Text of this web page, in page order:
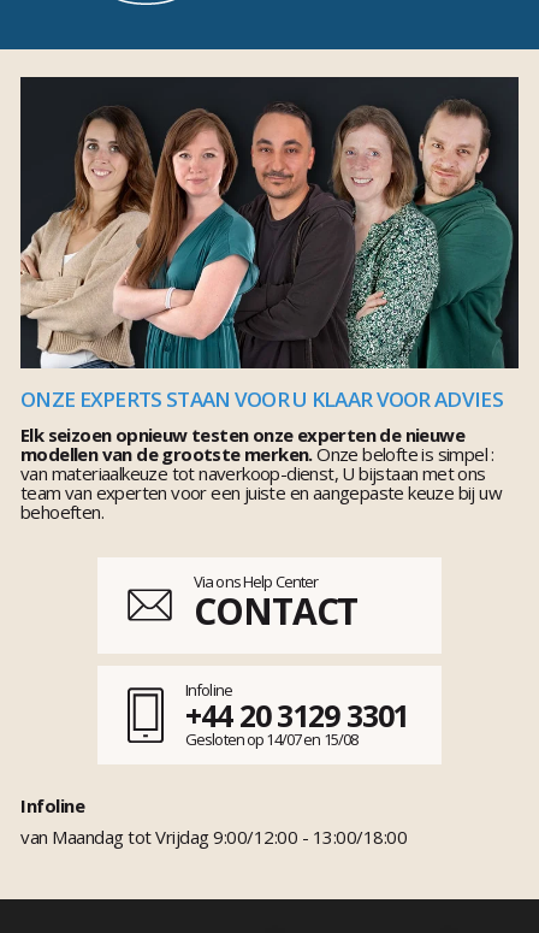
ONZE EXPERTS STAAN VOOR U KLAAR VOOR ADVIES
Elk seizoen opnieuw testen onze experten de nieuwe
modellen van de grootste merken.Onze belofte is simpel :
van materiaalkeuze tot naverkoop-dienst, U bijstaan met ons
team van experten voor een juiste en aangepaste keuze bij uw
behoeften.
Via ons Help Center
CONTACT
Infoline
+44 20 3129 3301
Gesloten op 14/07 en 15/08
Infoline
van Maandag tot Vrijdag 9:00/12:00 - 13:00/18:00